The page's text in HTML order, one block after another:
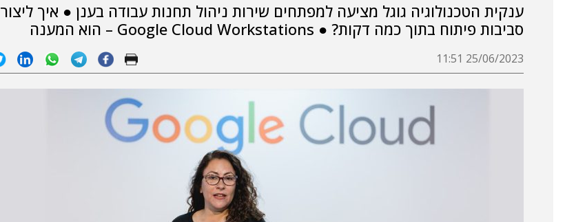
ענקית הטכנולוגיה גוגל מציעה למפתחים שירות ניהול תחנות עבודה בענן ● איך ליצור
סביבות פיתוח בתוך כמה דקות? ● Google Cloud Workstations – הוא המענה
25/06/2023 11:51